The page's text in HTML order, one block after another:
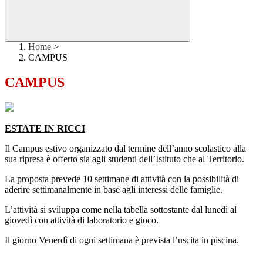
Home >
CAMPUS
CAMPUS
ESTATE IN RICCI
Il Campus estivo organizzato dal termine dell’anno scolastico alla
sua ripresa è offerto sia agli studenti dell’Istituto che al Territorio.
La proposta prevede 10 settimane di attività con la possibilità di
aderire settimanalmente in base agli interessi delle famiglie.
L’attività si sviluppa come nella tabella sottostante dal lunedì al
giovedì con attività di laboratorio e gioco.
Il giorno Venerdì di ogni settimana è prevista l’uscita in piscina.